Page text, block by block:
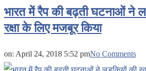
भारत में रैप की बढ़ती घटनाओं ने
रक्षा के लिए मजबूर किया
on: April 24, 2018 5:52 pmNo Comments